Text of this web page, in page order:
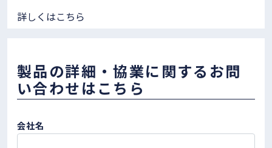
詳しくはこちら
製品の詳細・協業に関するお問
い合わせはこちら
会社名